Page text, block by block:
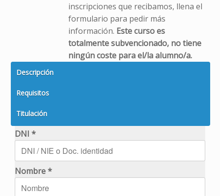
inscripciones que recibamos, llena el
formulario para pedir más
información. Este curso es
totalmente subvencionado, no tiene
ningún coste para el/la alumno/a.
Descripción
Requisitos
Titulación
DNI *
Nombre *